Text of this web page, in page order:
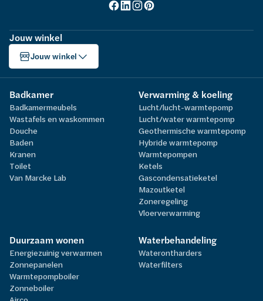
Jouw winkel
Jouw winkel
Badkamer
Badkamermeubels
Wastafels en waskommen
Douche
Baden
Kranen
Toilet
Van Marcke Lab
Verwarming & koeling
Lucht/lucht-warmtepomp
Lucht/water warmtepomp
Geothermische warmtepomp
Hybride warmtepomp
Warmtepompen
Ketels
Gascondensatieketel
Mazoutketel
Zoneregeling
Vloerverwarming
Duurzaam wonen
Energiezuinig verwarmen
Zonnepanelen
Warmtepompboiler
Zonneboiler
Waterbehandeling
Waterontharders
Waterfilters